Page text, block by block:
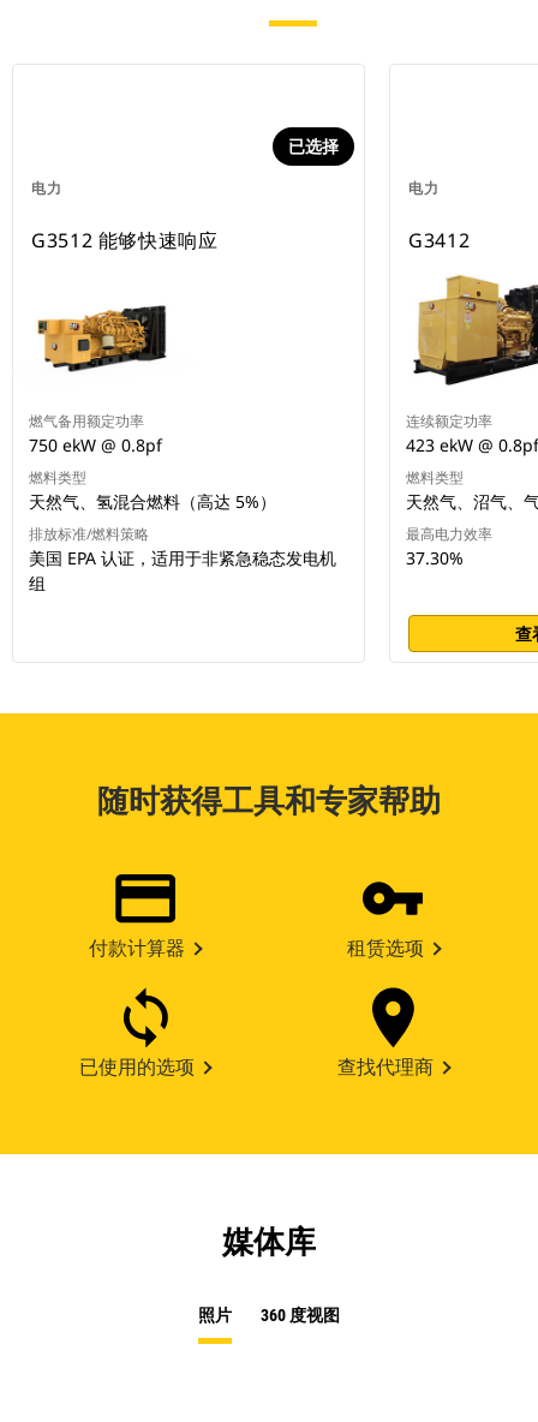
电力
已选择
G3512 能够快速响应
燃气备用额定功率
750 ekW @ 0.8pf
燃料类型
天然气、氢混合燃料（高达 5%）
排放标准/燃料策略
美国 EPA 认证，适用于非紧急稳态发电机
组
电力
G3412
连续额定功率
423 ekW @ 0.8pf
燃料类型
天然气、沼气、
最高电力效率
37.30%
查
随时获得工具和专家帮助
付款计算器 租赁选项
已使用的选项 查找代理商
媒体库
照片 360 度视图